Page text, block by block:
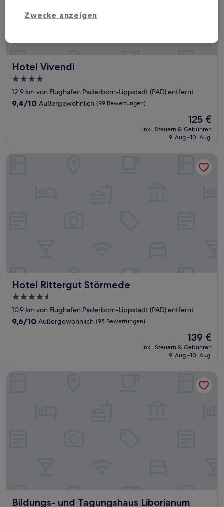
Hotel Vivendi
Hotel Vivendi
4.0-
Sterne-
Unterkunft
12,9 km von Flughafen Paderborn-Lippstadt (PAD) entfernt
9.4
9,4/10 Außergewöhnlich (99 Bewertungen)
Der
Preis
beträgt
125 €
inkl. Steuern & Gebühren
9. Aug.–10. Aug.
Hotel Rittergut Störmede
Hotel Rittergut Störmede
4.5-
Sterne-
Unterkunft
10,9 km von Flughafen Paderborn-Lippstadt (PAD) entfernt
9.6
9,6/10 Außergewöhnlich (95 Bewertungen)
Der
Preis
beträgt
139 €
inkl. Steuern & Gebühren
9. Aug.–10. Aug.
Bildungs- und Tagungshaus Liborianum
Bildungs- und Tagungshaus Liborianum
Bildungs- und Tagungshaus Liborianum
Zwecke anzeigen